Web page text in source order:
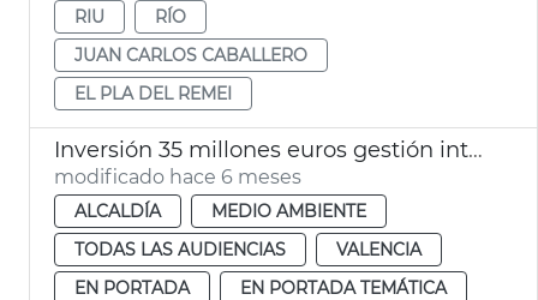
RIU
RÍO
JUAN CARLOS CABALLERO
EL PLA DEL REMEI
Inversión 35 millones euros gestión integral Jardí del Túria
modificado hace 6 meses
ALCALDÍA
MEDIO AMBIENTE
TODAS LAS AUDIENCIAS
VALENCIA
EN PORTADA
EN PORTADA TEMÁTICA